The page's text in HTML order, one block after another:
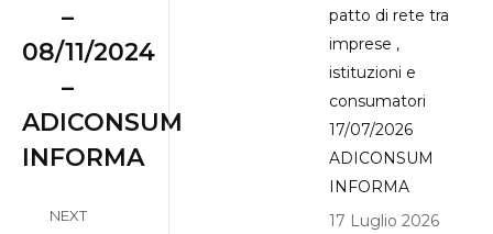
–
08/11/2024
–
ADICONSUM
INFORMA
NEXT
patto di rete tra
imprese ,
istituzioni e
consumatori
17/07/2026
ADICONSUM
INFORMA
17 Luglio 2026